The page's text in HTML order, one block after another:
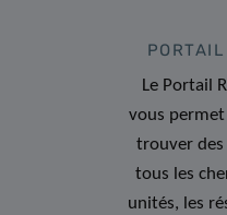
Le Portail
vous
trouver
tous les
unités, les